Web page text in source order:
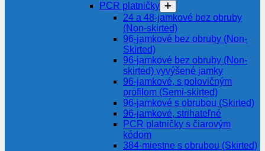
PCR platničky
24 a 48-jamkové bez obruby
(Non-skirted)
96-jamkové bez obruby (Non-
Skirted)
96-jamkové bez obruby (Non-
skirted) vyvýšené jamky
96-jamkové, s polovičným
profilom (Semi-skirted)
96-jamkové s obrubou (Skirted)
96-jamkové, strihateľné
PCR platničky s čiarovým
kódom
384-miestne s obrubou (Skirted)